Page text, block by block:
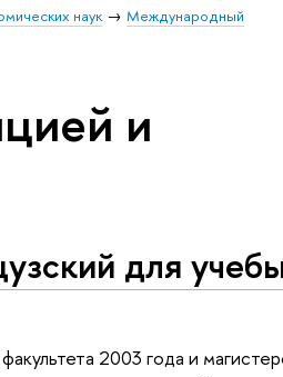
наук
Международный
и
для
2003 года и